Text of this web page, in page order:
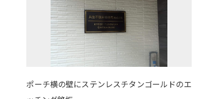
ポーチ横の壁にステンレスチタンゴールドのエ